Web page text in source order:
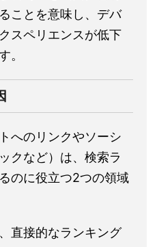
ことを意味し、デバ
スペリエンスが低下
。
へのリンクやソーシ
クなど）は、検索ラ
のに役立つ2つの領域
直接的なランキング